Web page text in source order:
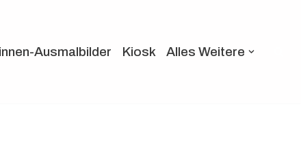
Ausmalbilder Kiosk Alles Weitere